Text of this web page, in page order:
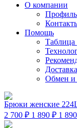
О компании
Профиль
Помощь
Таблица
Обмен и
Брюки женские
2 700 ₽ 1 890 ₽ 1